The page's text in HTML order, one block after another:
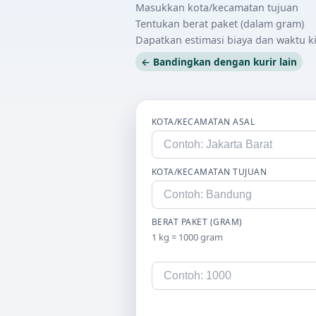
Masukkan kota/kecamatan tujuan
Tentukan berat paket (dalam gram)
Dapatkan estimasi biaya dan waktu
← Bandingkan dengan kurir lain
KOTA/KECAMATAN ASAL
KOTA/KECAMATAN TUJUAN
BERAT PAKET (GRAM)
1 kg = 1000 gram